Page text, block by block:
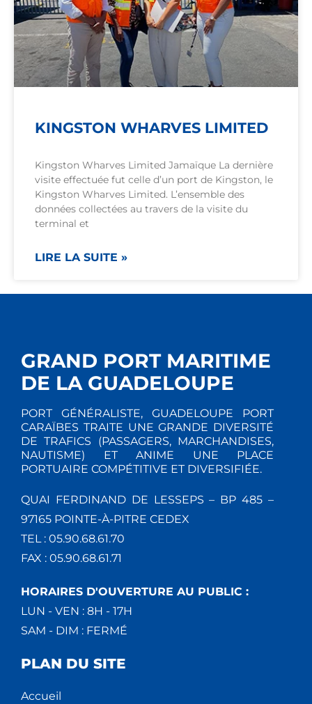
KINGSTON WHARVES LIMITED
Kingston Wharves Limited Jamaïque La dernière
visite effectuée fut celle d’un port de Kingston, le
Kingston Wharves Limited. L’ensemble des
données collectées au travers de la visite du
terminal et
LIRE LA SUITE »
GRAND PORT MARITIME
DE LA GUADELOUPE
PORT GÉNÉRALISTE, GUADELOUPE PORT
CARAÏBES TRAITE UNE GRANDE DIVERSITÉ
DE TRAFICS (PASSAGERS, MARCHANDISES,
NAUTISME) ET ANIME UNE PLACE
PORTUAIRE COMPÉTITIVE ET DIVERSIFIÉE.
QUAI FERDINAND DE LESSEPS – BP 485 –
97165 POINTE-À-PITRE CEDEX
TEL : 05.90.68.61.70
FAX : 05.90.68.61.71
HORAIRES D'OUVERTURE AU PUBLIC :
LUN - VEN : 8H - 17H
SAM - DIM : FERMÉ
PLAN DU SITE
Accueil